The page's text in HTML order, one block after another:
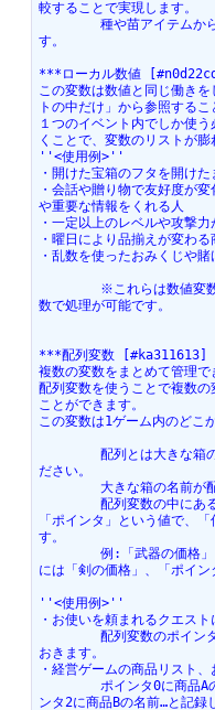
較することで実現します。
す。
***ローカル数値
この変数は数値と同じ働き
トの中だけ」から参照するこ
１つのイベント内でしか使
くことで、変数のリストが
''<使用例>''
・開けた宝箱のフタを開けた
・会話や贈り物で友好度が
や重要な情報をくれる人
・一定以上のレベルや攻撃
・曜日により品揃えが変わる
・乱数を使ったおみくじや賭
数で処理が可能です。
***配列変数 [#ka311613]
複数の変数をまとめて管理で
配列変数を使うことで複数
ことができます。
この変数は1ゲーム内のどこ
ださい。
大きな箱の名前が
「ポインタ」という値で、
す。
には「剣の価格」、「ポイ
''<使用例>''
・お使いを頼まれるクエス
おきます。
・経営ゲームの商品リスト